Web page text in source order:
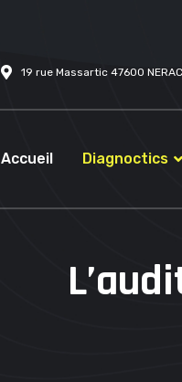
19 rue Massartic 47600 NERAC
Accueil Diagnoctics